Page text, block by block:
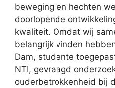
beweging en hechten
doorlopende
kwaliteit. Omdat wij
belangrijk vinden
Dam, studente
NTI, gevraagd
ouderbetrokkenheid bij